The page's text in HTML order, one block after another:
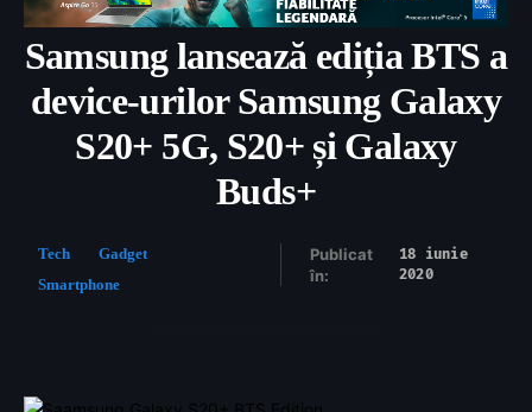
Samsung lansează ediția BTS a
device-urilor Samsung Galaxy
S20+ 5G, S20+ și Galaxy
Buds+
Tech
Gadget
Smartphone
Publicat
în:
18 iunie
2020